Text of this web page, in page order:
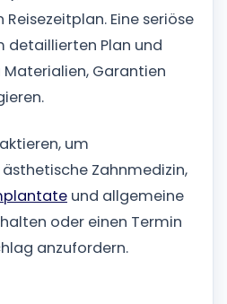
Eine seriöse
detaillierten Plan und
Garantien
um
Zahnmedizin,
und allgemeine
oder einen Termin
anzufordern.